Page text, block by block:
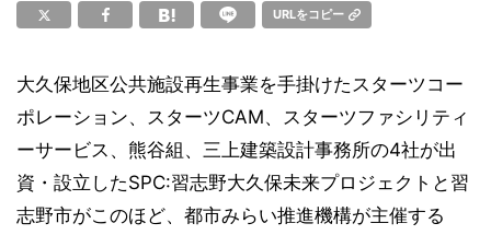
URLをコピー
大久保地区公共施設再生事業を手掛けたスターツコー
ポレーション、スターツCAM、スターツファシリティ
ーサービス、熊谷組、三上建築設計事務所の4社が出
資・設立したSPC:習志野大久保未来プロジェクトと習
志野市がこのほど、都市みらい推進機構が主催する